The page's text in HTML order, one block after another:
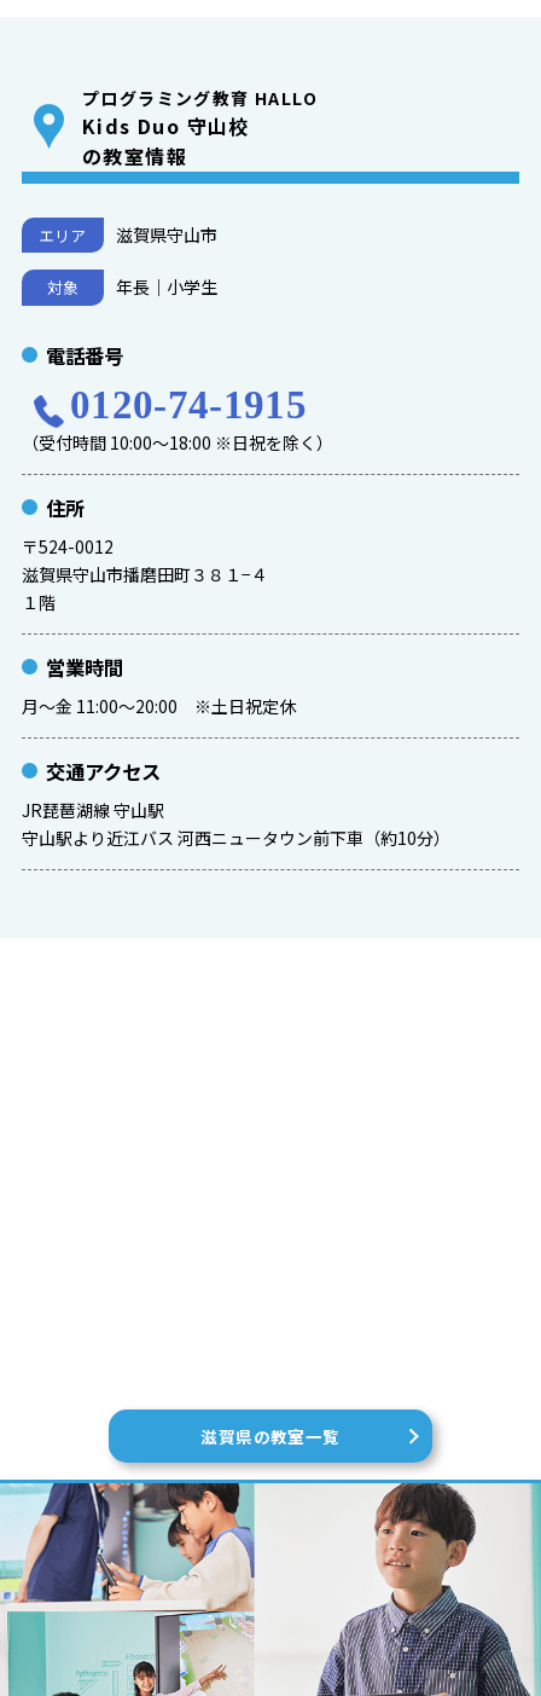
プログラミング教育 HALLO
Kids Duo 守山校
の教室情報
エリア 滋賀県守山市
対象 年長｜小学生
電話番号
0120-74-1915
（受付時間 10:00～18:00 ※日祝を除く）
住所
〒524-0012
滋賀県守山市播磨田町３８１−４
１階
営業時間
月～金 11:00～20:00 ※土日祝定休
交通アクセス
JR琵琶湖線 守山駅
守山駅より近江バス 河西ニュータウン前下車（約10分）
滋賀県の教室一覧